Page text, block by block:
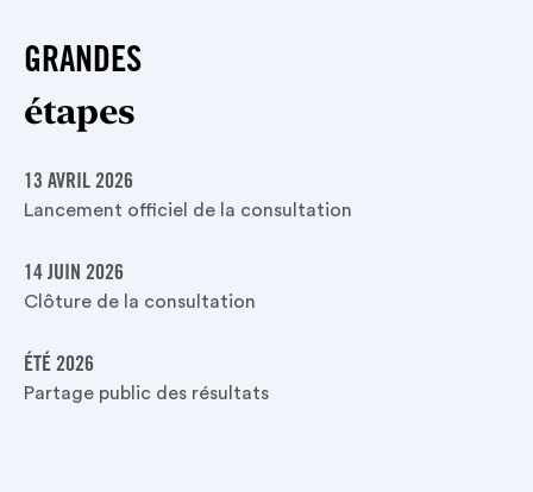
GRANDES
étapes
13 AVRIL 2026
Lancement officiel de la consultation
14 JUIN 2026
Clôture de la consultation
ÉTÉ 2026
Partage public des résultats